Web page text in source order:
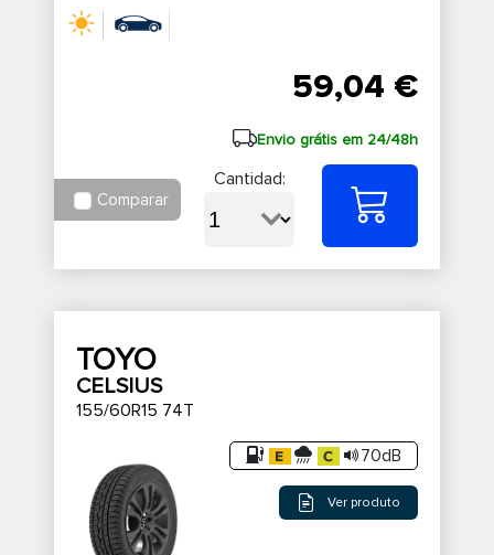
59,04 €
Envio grátis em 24/48h
Comparar
Cantidad:
TOYO
CELSIUS
155/60R15 74T
70dB
Ver produto